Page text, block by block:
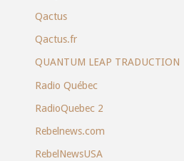
Qactus
Qactus.fr
QUANTUM LEAP TRADUCTION
Radio Québec
RadioQuebec 2
Rebelnews.com
RebelNewsUSA